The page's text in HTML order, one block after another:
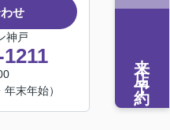
せ
神戸
末年始）
来店予約